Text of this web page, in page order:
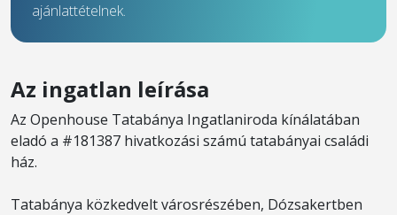
ajánlattételnek.
Az ingatlan leírása
Az Openhouse Tatabánya Ingatlaniroda kínálatában
eladó a #181387 hivatkozási számú tatabányai családi
ház.
Tatabánya közkedvelt városrészében, Dózsakertben